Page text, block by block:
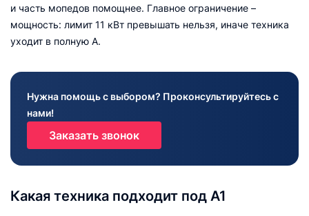
и часть мопедов помощнее. Главное ограничение –
мощность: лимит 11 кВт превышать нельзя, иначе техника
уходит в полную А.
Нужна помощь с выбором? Проконсультируйтесь с
нами!
Заказать звонок
Какая техника подходит под А1